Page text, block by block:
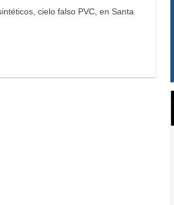
cielo falso PVC, en Santa